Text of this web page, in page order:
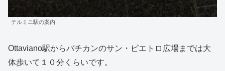
テルミニ駅の案内
Ottaviano駅からバチカンのサン・ピエトロ広場までは大
体歩いて１０分くらいです。